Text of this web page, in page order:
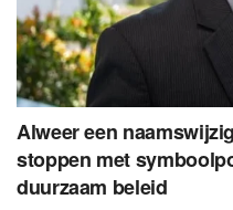
Alweer een
stoppen met
duurzaam beleid